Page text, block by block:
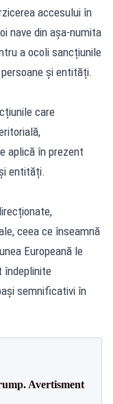
accesului în
nave din așa-numita
a ocoli sancțiunile
și entități.
care
aplică în prezent
entități.
ceea ce înseamnă
Europeană le
îndeplinite
semnificativi în
Avertisment